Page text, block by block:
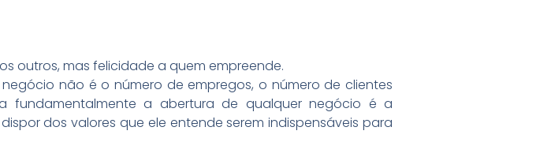
outros, mas felicidade a quem empreende.
não é o número de empregos, o número de clientes
fundamentalmente a abertura de qualquer negócio é a
dos valores que ele entende serem indispensáveis para